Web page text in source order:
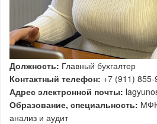
Должность: Главный бухгалтер
Контактный телефон: +7 (911) 855-
Адрес электронной почты:
Образование, специальность:
анализ и аудит